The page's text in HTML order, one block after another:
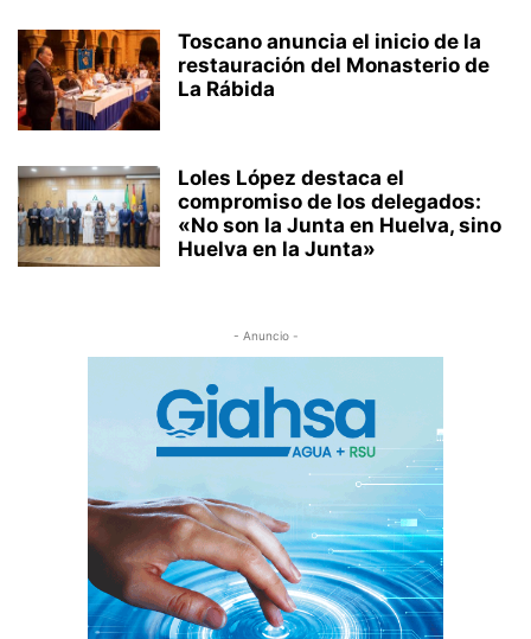
Toscano anuncia el inicio de la
restauración del Monasterio de
La Rábida
Loles López destaca el
compromiso de los delegados:
«No son la Junta en Huelva, sino
Huelva en la Junta»
- Anuncio -